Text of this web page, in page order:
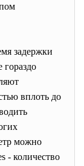
задержки
вплоть до
можно
- количество